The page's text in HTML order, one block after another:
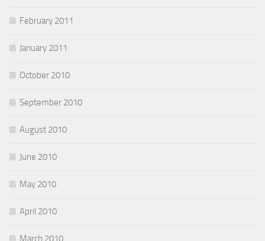
February 2011
January 2011
October 2010
September 2010
August 2010
June 2010
May 2010
April 2010
March 2010